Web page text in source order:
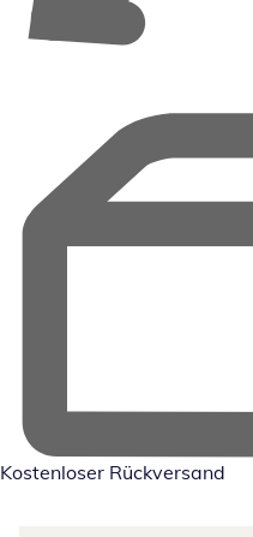
Kostenloser Rückversand